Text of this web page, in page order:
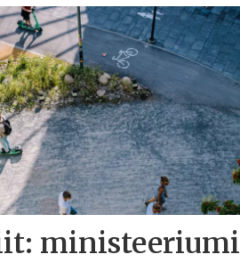
ministeeriumi